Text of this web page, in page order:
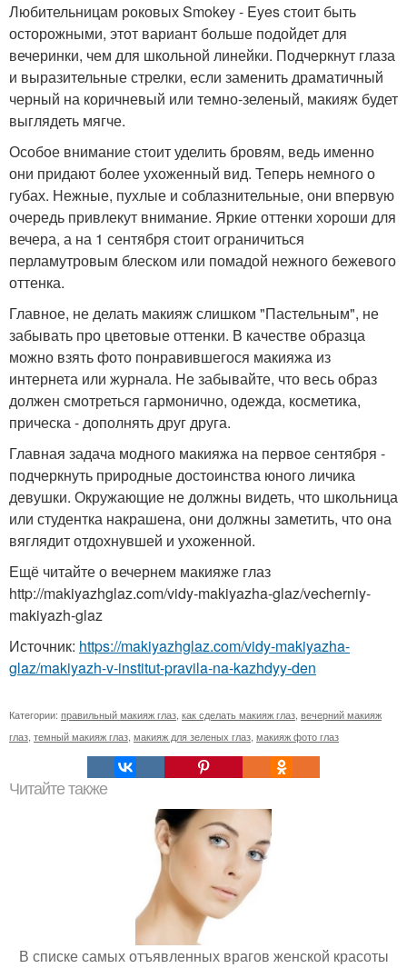
Любительницам роковых Smokey - Eyes стоит быть
осторожными, этот вариант больше подойдет для
вечеринки, чем для школьной линейки. Подчеркнут глаза
и выразительные стрелки, если заменить драматичный
черный на коричневый или темно-зеленый, макияж будет
выглядеть мягче.
Особое внимание стоит уделить бровям, ведь именно
они придают более ухоженный вид. Теперь немного о
губах. Нежные, пухлые и соблазнительные, они впервую
очередь привлекут внимание. Яркие оттенки хороши для
вечера, а на 1 сентября стоит ограничиться
перламутровым блеском или помадой нежного бежевого
оттенка.
Главное, не делать макияж слишком "Пастельным", не
забывать про цветовые оттенки. В качестве образца
можно взять фото понравившегося макияжа из
интернета или журнала. Не забывайте, что весь образ
должен смотреться гармонично, одежда, косметика,
прическа - дополнять друг друга.
Главная задача модного макияжа на первое сентября -
подчеркнуть природные достоинства юного личика
девушки. Окружающие не должны видеть, что школьница
или студентка накрашена, они должны заметить, что она
вяглядит отдохнувшей и ухоженной.
Ещё читайте о вечернем макияже глаз
http://makiyazhglaz.com/vidy-makiyazha-glaz/vecherniy-
makiyazh-glaz
Источник: https://makiyazhglaz.com/vidy-makiyazha-
glaz/makiyazh-v-institut-pravila-na-kazhdyy-den
Категории: правильный макияж глаз как сделать макияж глаз вечерний макияж
глаз темный макияж глаз макияж для зеленых глаз макияж фото глаз
Читайте также
В списке самых отъявленных врагов женской красоты